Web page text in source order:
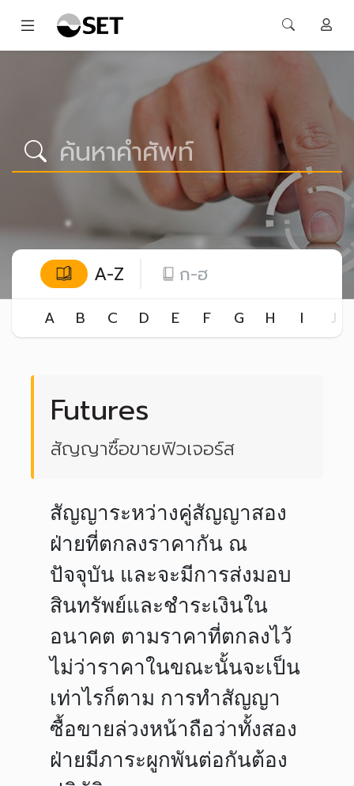
A-Z ก-ฮ
A B C D E F G H I J
Futures
สัญญาซื้อขายฟิวเจอร์ส
สัญญาระหว่างคู่สัญญาสอง
ฝ่ายที่ตกลงราคากัน ณ
ปัจจุบัน และจะมีการส่งมอบ
สินทรัพย์และชำระเงินใน
อนาคต ตามราคาที่ตกลงไว้
ไม่ว่าราคาในขณะนั้นจะเป็น
เท่าไรก็ตาม การทำสัญญา
ซื้อขายล่วงหน้าถือว่าทั้งสอง
ฝ่ายมีภาระผูกพันต่อกันต้อง